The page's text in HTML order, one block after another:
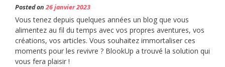
Posted on26 janvier 2023
Vous tenez depuis quelques années un blog que vous
alimentez au fil du temps avec vos propres aventures, vos
créations, vos articles. Vous souhaitez immortaliser ces
moments pour les revivre ? BlookUp a trouvé la solution qui
vous fera plaisir !